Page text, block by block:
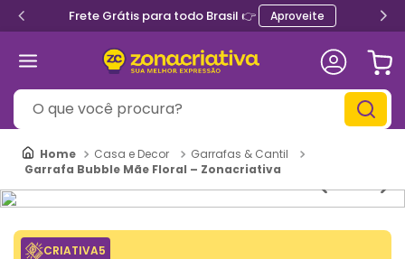
Frete Grátis para todo Brasil 👉 Aproveite
O que você procura?
Casa e Decor
Garrafas & Cantil
Garrafa Bubble Mãe Floral – Zonacriativa
CRIATIVA5